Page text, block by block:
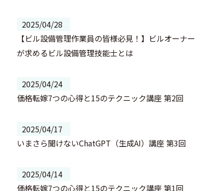
2025/04/28
【ビル設備管理作業員の皆様必見！】ビルオーナー
が求めるビル設備管理技能士とは
2025/04/24
価格転嫁7つの心得と15のテクニック講座 第2回
2025/04/17
いまさら聞けないChatGPT（生成AI）講座 第3回
2025/04/14
価格転嫁7つの心得と15のテクニック講座 第1回